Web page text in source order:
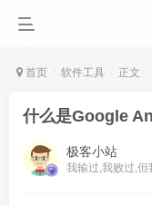
首页 软件工具 正文
什么是Google
极客小站
我输过,我败过,但